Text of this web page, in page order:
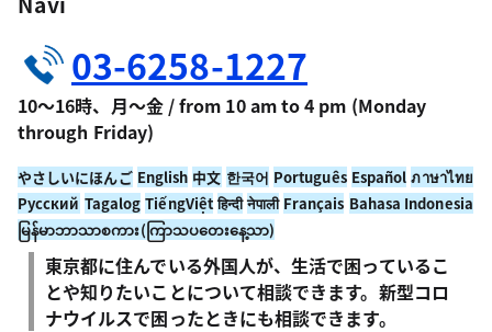
03-6258-1227
10～16時、月～金 / from 10 am to 4 pm (Monday
through Friday)
やさしいにほんご English 中文 한국어 Português Español ภาษาไทย
Русский Tagalog TiếngViệt हिन्दी नेपाली Français Bahasa Indonesia
မြန်မာဘာသာစကား(ကြာသပတေးနေ့သာ)
東京都に住んでいる外国人が、生活で困っているこ
とや知りたいことについて相談できます。新型コロ
ナウイルスで困ったときにも相談できます。